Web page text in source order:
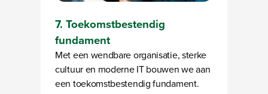
7. Toekomstbestendig
fundament
Met een wendbare organisatie, sterke
cultuur en moderne IT bouwen we aan
een toekomstbestendig fundament.